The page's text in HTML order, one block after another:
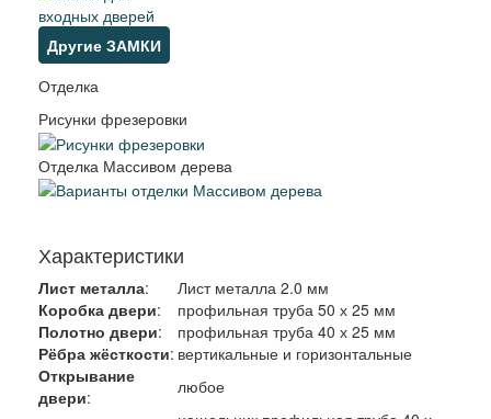
Другие ЗАМКИ
Отделка
Рисунки фрезеровки
Отделка Массивом дерева
Характеристики
Лист металла:
Лист металла 2.0 мм
Коробка двери:
профильная труба 50 х 25 мм
Полотно двери:
профильная труба 40 х 25 мм
Рёбра жёсткости: вертикальные и горизонтальные
Открывание
двери:
любое